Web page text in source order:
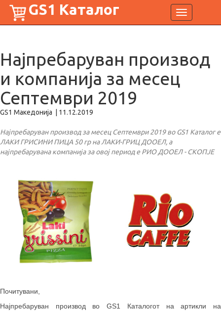
Toggle
navigation
GS1 Каталог
Најпребаруван производ
и компанија за месец
Септември 2019
GS1 Македонија 11.12.2019
Најпребаруван производ за месец Септември 2019 во GS1 Каталог е
ЛАКИ ГРИСИНИ ПИЦА 50 гр на ЛАКИ-ГРИЦ ДООЕЛ, а
најпребарувана компанија за овој период е РИО ДООЕЛ - СКОПЈЕ
Почитувани,
Најпребаруван производ во GS1 Каталогот на артикли на